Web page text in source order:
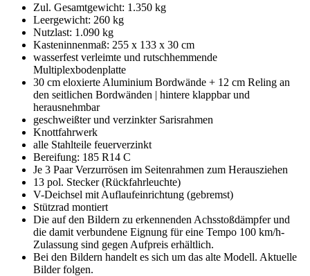
Zul. Gesamtgewicht: 1.350 kg
Leergewicht: 260 kg
Nutzlast: 1.090 kg
Kasteninnenmaß: 255 x 133 x 30 cm
wasserfest verleimte und rutschhemmende
Multiplexbodenplatte
30 cm eloxierte Aluminium Bordwände + 12 cm Reling an
den seitlichen Bordwänden | hintere klappbar und
herausnehmbar
geschweißter und verzinkter Sarisrahmen
Knottfahrwerk
alle Stahlteile feuerverzinkt
Bereifung: 185 R14 C
Je 3 Paar Verzurrösen im Seitenrahmen zum Herausziehen
13 pol. Stecker (Rückfahrleuchte)
V-Deichsel mit Auflaufeinrichtung (gebremst)
Stützrad montiert
Die auf den Bildern zu erkennenden Achsstoßdämpfer und
die damit verbundene Eignung für eine Tempo 100 km/h-
Zulassung sind gegen Aufpreis erhältlich.
Bei den Bildern handelt es sich um das alte Modell. Aktuelle
Bilder folgen.